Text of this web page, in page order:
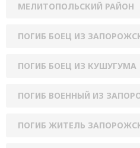
МЕЛИТОПОЛЬСКИЙ РАЙОН
ПОГИБ БОЕЦ ИЗ
ПОГИБ БОЕЦ ИЗ КУШУГУМА
ПОГИБ ВОЕННЫЙ ИЗ
ПОГИБ ЖИТЕЛЬ